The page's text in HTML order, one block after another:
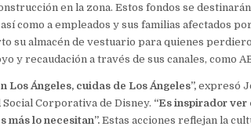
en la zona. Estos fondos se
como a empleados y sus familias afectados
su almacén de vestuario para quienes
y recaudación a través de sus canales, como
Los Ángeles, cuidas de Los Ángeles”,expresó
Corporativa de Disney. “Es inspirador ver
más lo necesitan”.Estas acciones reflejan la